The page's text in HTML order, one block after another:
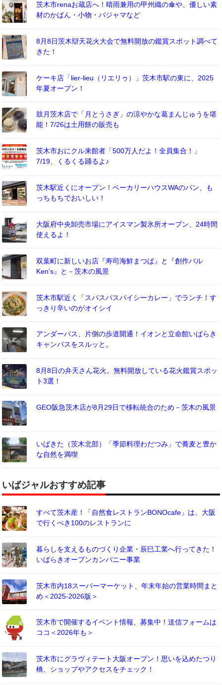
茨木市renaお蔵店へ！晴雨兼用の甲州織の傘や、優しい素
材のかばん・小物・パジャマなど
8月8日茨木辯天花火大会で無料開放の鑑賞スポット調べて
きた！
ケーキ店「lier-lieu（リエリゥ）」茨木市駅の東に、2025
年夏オープン！
鼓月茨木店で「月とうさぎ」の涼やかな葛まんじゅうを堪
能！7/26は土用餅の販売も
茨木市おにクル来館者「500万人だよ！全員集合！」
7/19、くるくる踊るよ♪
茨木駅近くにオープン！ベーカリーハウスWAのパン、も
っちもちでおいしい！
大阪府中央卸売市場にアイスマン製氷所オープン、24時間
使えるよ！
双葉町に新しいお店『寿司海鮮まつば』と『創作バル
Ken’s』と－茨木の風景
茨木市駅近く「スパスパスパイシーカレー」でランチ！す
っきり辛いのがオイシイ
アンダーパス、片側の歩道開通！イオンと立命館いばらき
キャンパスをスルッと。
8月8日の弁天さん花火。無料開放している花火鑑賞スポッ
ト3選！
GEO阪急茨木店が8月29日で移転統合のため－茨木の風景
いばきた（茨木北部）「季節料理わだつみ」で蕎麦と豊か
な自然を満喫
いばジャルおすすめ記事
すべて茨木産！「自然食レストランBONOcafe」は、大阪
で行くべき100のレストランに
暮らしを支えるものづくり企業・辰巳工業へ行ってきた！
いばらきオープンカンパニー事業
茨木市内18スーパーマーケット、年末年始の営業時間まと
め＜2025-2026版＞
茨木市で開催するイベント情報、募集中！送信フォームは
ココ＜2026年も＞
茨木市にグラヴィテート大阪オープン！思いを込めたつり
橋、ショップやアクセスをチェック！